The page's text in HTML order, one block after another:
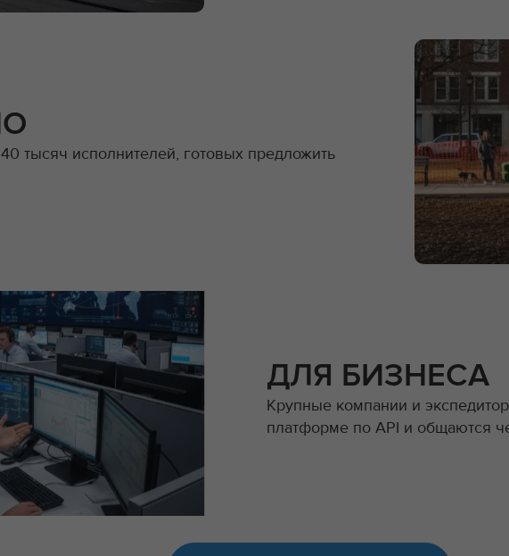
тысяч исполнителей, готовых предложить
ДЛЯ БИЗНЕСА
Крупные компании и
платформе по API и общаются